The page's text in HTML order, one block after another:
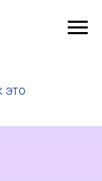
это